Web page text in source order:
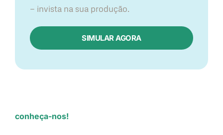
— invista na sua produção.
SIMULAR AGORA
conheça-nos!